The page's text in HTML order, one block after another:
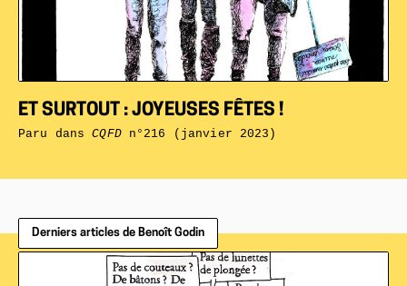
ET SURTOUT : JOYEUSES FÊTES !
Paru dansCQFDn°216 (janvier 2023)
Derniers articles de Benoît Godin